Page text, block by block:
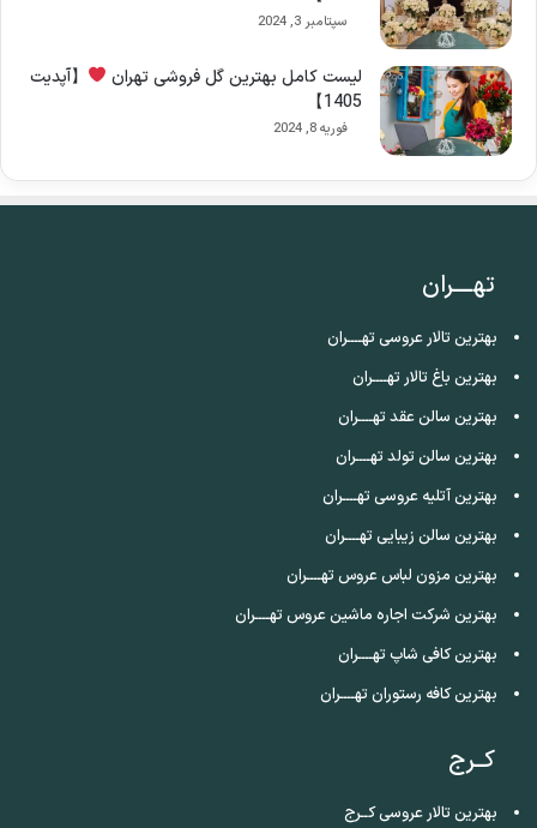
سپتامبر 3, 2024
لیست کامل بهترین گل فروشی تهران
【آپدیت
1405】
فوریه 8, 2024
تهــــران
بهترین تالار عروسی تهــــران
بهترین باغ تالار تهــــران
بهترین سالن عقد تهــــران
بهترین سالن تولد تهــــران
بهترین آتلیه عروسی تهــــران
بهترین سالن زیبایی تهــــران
بهترین مزون لباس عروس تهــــران
بهترین شرکت اجاره ماشین عروس تهــــران
بهترین کافی شاپ تهــــران
بهترین کافه رستوران تهــــران
کــرج
بهترین تالار عروسی کــرج